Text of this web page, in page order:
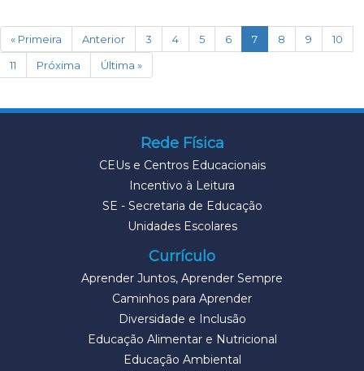
« Primeira Anterior 3 4 5 6 7(current)
8 9
10
11
Próxima Última »
Rede Física
CEUs e Centros Educacionais
Incentivo à Leitura
SE - Secretaria de Educação
Unidades Escolares
Currículo
Aprender Juntos, Aprender Sempre
Caminhos para Aprender
Diversidade e Inclusão
Educação Alimentar e Nutricional
Educação Ambiental